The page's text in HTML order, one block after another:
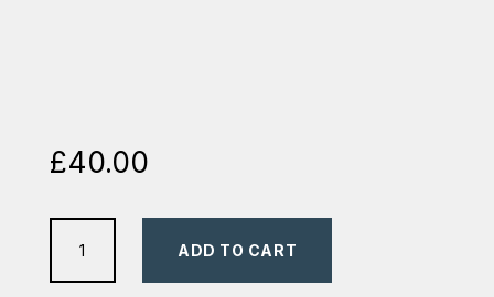
£40.00
ADD TO CART